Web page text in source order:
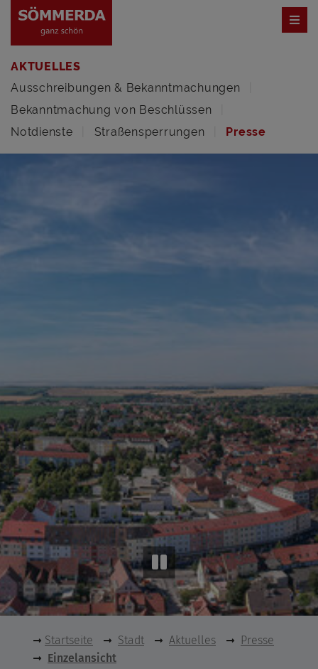
AKTUELLES
Ausschreibungen & Bekanntmachungen
Bekanntmachung von Beschlüssen
Notdienste
Straßensperrungen Presse
Startseite Stadt Aktuelles
Presse
Einzelansicht